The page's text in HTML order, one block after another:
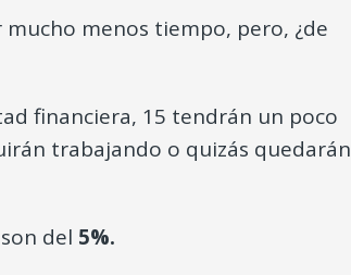
menos tiempo, pero, ¿de
financiera, 15 tendrán un poco
trabajando o quizás quedarán
son del 5%.